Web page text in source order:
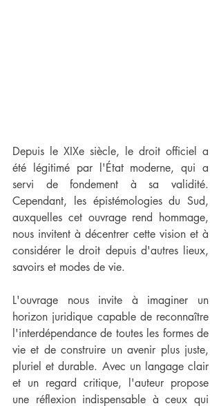
Depuis le XIXe siècle, le droit officiel a
été légitimé par l'État moderne, qui a
servi de fondement à sa validité.
Cependant, les épistémologies du Sud,
auxquelles cet ouvrage rend hommage,
nous invitent à décentrer cette vision et à
considérer le droit depuis d'autres lieux,
savoirs et modes de vie.
L'ouvrage nous invite à imaginer un
horizon juridique capable de reconnaître
l'interdépendance de toutes les formes de
vie et de construire un avenir plus juste,
pluriel et durable. Avec un langage clair
et un regard critique, l'auteur propose
une réflexion indispensable à ceux qui